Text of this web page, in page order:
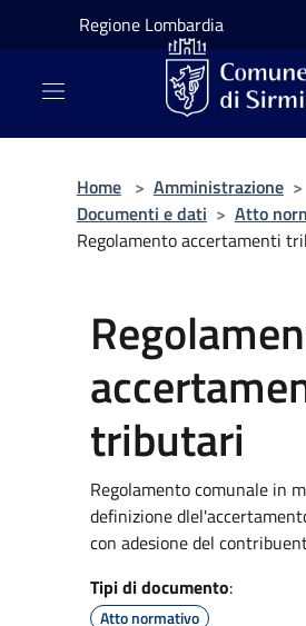
Salta al contenuto principale
Regione Lombardia
Home > Amministrazione >
Documenti e dati > Atto
Regolamento accertamenti
tributari
Regolamento comunale in
definizione
con adesione del
Tipi di documento:
Atto normativo